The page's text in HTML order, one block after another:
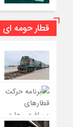
قطار حومه ای